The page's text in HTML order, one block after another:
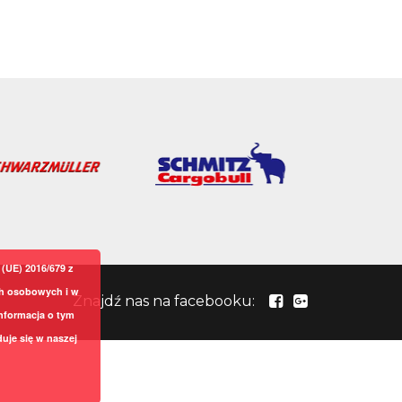
Znajdź nas na facebooku:
2016/679 z
osobowych i w
o tym
się w naszej